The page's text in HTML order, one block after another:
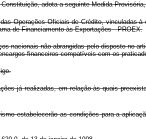
adota a seguinte Medida
Operações Oficiais de Crédito, vinculadas
de Financiamento às Exportações - PROEX.
nacionais não abrangidas pelo disposto no
financeiros compatíveis com os
já realizadas, em relação às quais
estabelecerão as condições para a